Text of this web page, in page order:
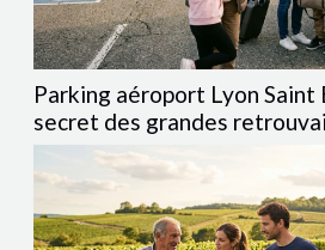
Parking aéroport Lyon Saint
secret des grandes